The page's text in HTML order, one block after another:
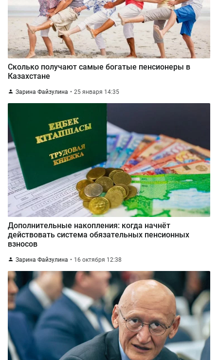
Сколько получают самые богатые пенсионеры в
Казахстане
Зарина Файзулина 25 января 14:35
Дополнительные накопления: когда начнёт
действовать система обязательных пенсионных
взносов
Зарина Файзулина 16 октября 12:38